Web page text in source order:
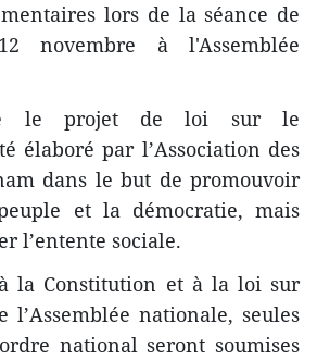
lors ​de la séance de
novembre à l'Assemblée
le projet de loi sur le
élaboré par l’Association des
dans le but de promouvoir
et la démocratie, mais
l’entente sociale.
la Constitution et à la loi sur
l’Assemblée nationale, seules
national seront soumises